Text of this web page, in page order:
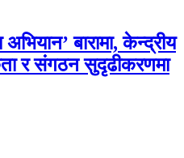
बारामा, केन्द्रीय
र संगठन सुदृढीकरणमा